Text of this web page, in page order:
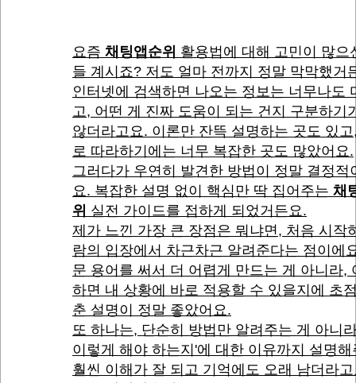
요즘 채팅앱순위 활용법에 대해 고민이 많으
들 계시죠? 저도 얼마 전까지 정말 막막했거
인터넷에 검색하면 나오는 정보는 너무나도
고, 어떤 게 진짜 도움이 되는 건지 구분하기
않더라고요. 이론만 잔뜩 설명하는 곳도 있
로 따라하기에는 너무 복잡한 곳도 많았어요.
그러다가 우연히 발견한 방법이 정말 결정적
요. 복잡한 설명 없이 핵심만 딱 집어주는 채
위 실전 가이드를 접하게 되었거든요.
제가 느낀 가장 큰 장점은 뭐냐면, 처음 시작
람의 입장에서 차근차근 알려준다는 점이에
문 용어를 써서 더 어렵게 만드는 게 아니라,
하면 내 상황에 바로 적용할 수 있을지에 초
춘 설명이 정말 좋았어요.
또 하나는, 단순히 방법만 알려주는 게 아니
이렇게 해야 하는지'에 대한 이유까지 설명해
훨씬 이해가 잘 되고 기억에도 오래 남더라